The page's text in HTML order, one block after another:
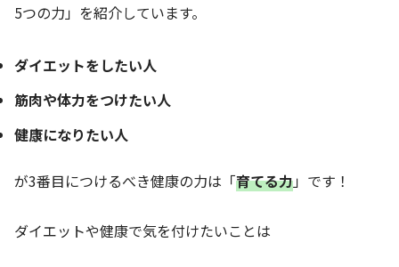
5つの力」を紹介しています。
ダイエットをしたい人
筋肉や体力をつけたい人
健康になりたい人
が3番目につけるべき健康の力は「育てる力」です！
ダイエットや健康で気を付けたいことは